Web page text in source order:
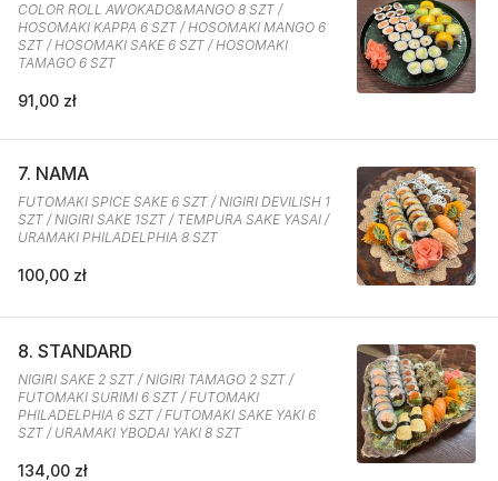
COLOR ROLL AWOKADO&MANGO 8 SZT /
HOSOMAKI KAPPA 6 SZT / HOSOMAKI MANGO 6
SZT / HOSOMAKI SAKE 6 SZT / HOSOMAKI
TAMAGO 6 SZT
91,00 zł
7. NAMA
FUTOMAKI SPICE SAKE 6 SZT / NIGIRI DEVILISH 1
SZT / NIGIRI SAKE 1SZT / TEMPURA SAKE YASAI /
URAMAKI PHILADELPHIA 8 SZT
100,00 zł
8. STANDARD
NIGIRI SAKE 2 SZT / NIGIRI TAMAGO 2 SZT /
FUTOMAKI SURIMI 6 SZT / FUTOMAKI
PHILADELPHIA 6 SZT / FUTOMAKI SAKE YAKI 6
SZT / URAMAKI YBODAI YAKI 8 SZT
134,00 zł